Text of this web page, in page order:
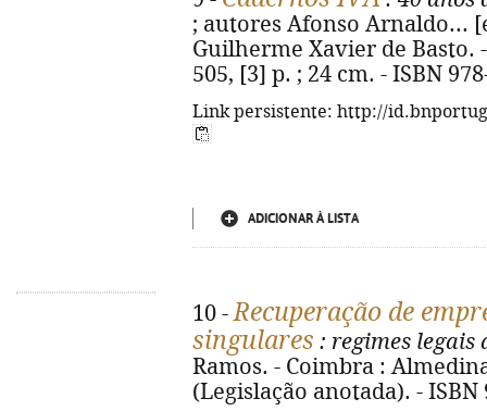
; autores Afonso Arnaldo...
Guilherme Xavier de Basto.
505, [3] p. ; 24 cm. - ISBN
Link persistente: http://
ADICIONAR À LISTA
10 -Recuperação de
singulares : regimes legais
Ramos. - Coimbra :
(Legislação anotada). - ISBN